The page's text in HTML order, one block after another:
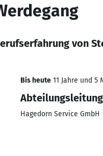
von
Bis heute 11 Jahre und 5
Abteilungsleitung
Hagedorn Service GmbH